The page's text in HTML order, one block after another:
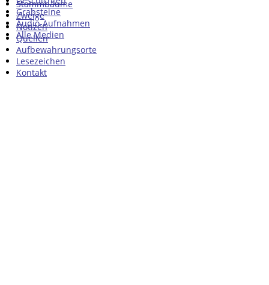
Grabsteine
Audio-Aufnahmen
Alle Medien
Stammbäume
Zweige
Notizen
Quellen
Aufbewahrungsorte
Lesezeichen
Kontakt